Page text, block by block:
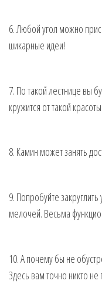
6. Любой угол можно
шикарные идеи!
7. По такой лестнице вы
кружится от такой красоты!
8. Камин может занять
9. Попробуйте
мелочей. Весьма
10. А почему бы не
Здесь вам точно никто